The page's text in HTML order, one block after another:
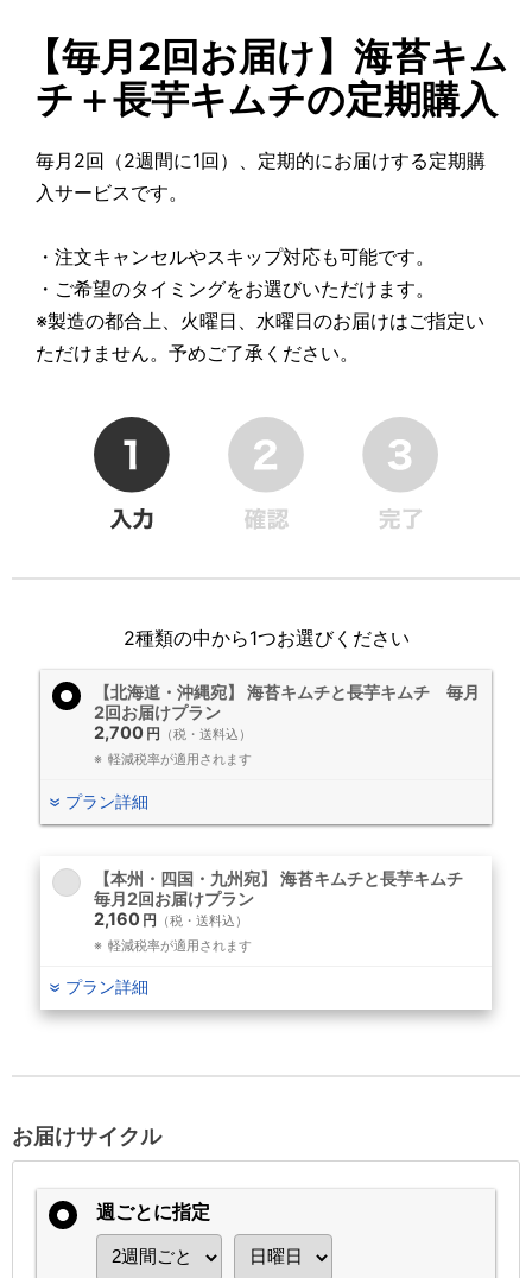
【毎月2回お届け】海苔キム
チ＋長芋キムチの定期購入
毎月2回（2週間に1回）、定期的にお届けする定期購
入サービスです。
・注文キャンセルやスキップ対応も可能です。
・ご希望のタイミングをお選びいただけます。
※製造の都合上、火曜日、水曜日のお届けはご指定い
ただけません。予めご了承ください。